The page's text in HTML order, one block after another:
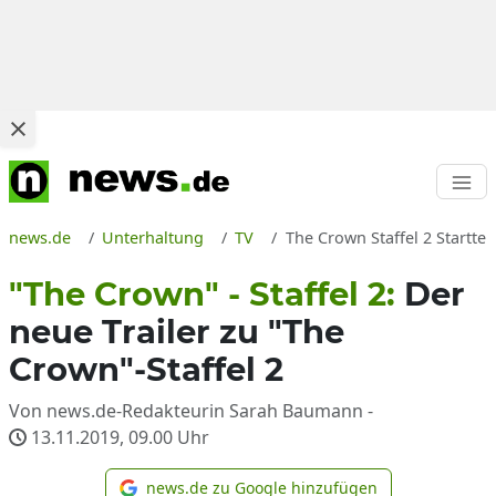
news.de Unterhaltung TV The Crown Staffel 2
"The Crown" - Staffel 2: Der
neue Trailer zu "The
Crown"-Staffel 2
Von news.de-Redakteurin Sarah Baumann -
13.11.2019, 09.00 Uhr
news.de zu Google hinzufügen